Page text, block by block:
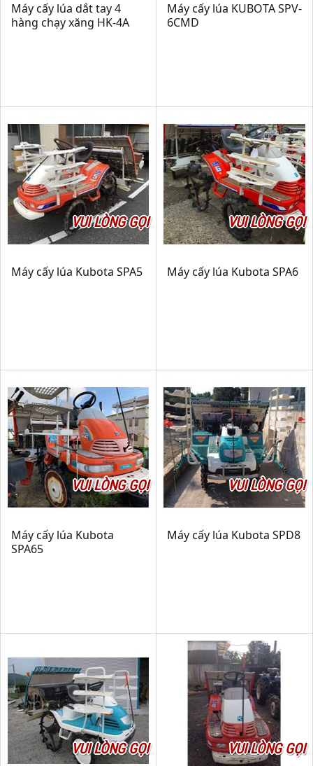
Máy cấy lúa dắt tay 4
hàng chạy xăng HK-4A
Máy cấy lúa KUBOTA SPV-
6CMD
VUI LÒNG GỌI
Máy cấy lúa Kubota SPA5
VUI LÒNG GỌI
Máy cấy lúa Kubota SPA6
VUI LÒNG GỌI
Máy cấy lúa Kubota
SPA65
VUI LÒNG GỌI
Máy cấy lúa Kubota SPD8
VUI LÒNG GỌI VUI LÒNG GỌI